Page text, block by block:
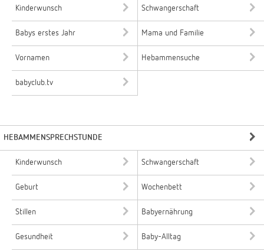
Kinderwunsch Schwangerschaft
Babys erstes Jahr Mama und Familie
Vornamen Hebammensuche
babyclub.tv
HEBAMMENSPRECHSTUNDE
Kinderwunsch Schwangerschaft
Geburt Wochenbett
Stillen Babyernährung
Gesundheit Baby-Alltag